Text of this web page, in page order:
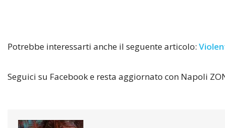
Potrebbe interessarti anche il seguente articolo:
Seguici su Facebook e resta aggiornato con Napoli